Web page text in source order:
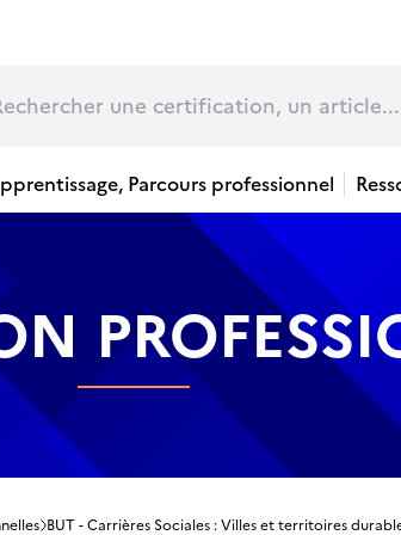
Parcours professionnel
BUT - Carrières Sociales : Villes et territoires